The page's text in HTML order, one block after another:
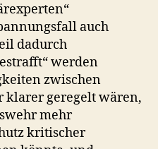
auch
dadurch
werden
zwischen
klarer geregelt wären,
mehr
kritischer